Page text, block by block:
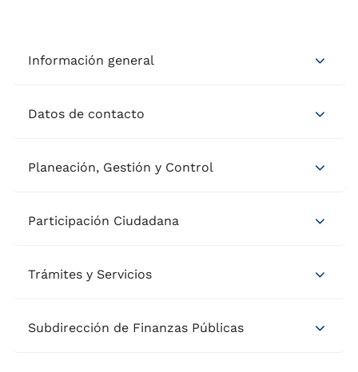
Información general
Datos de contacto
Planeación, Gestión y Control
Participación Ciudadana
Trámites y Servicios
Subdirección de Finanzas Públicas